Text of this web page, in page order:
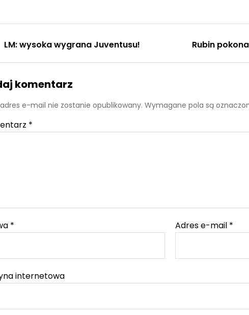
LM: wysoka wygrana Juventusu! Rubin
komentarz
e-mail nie zostanie opublikowany. Wymagane pola są
*
* Adres e-mail *
internetowa